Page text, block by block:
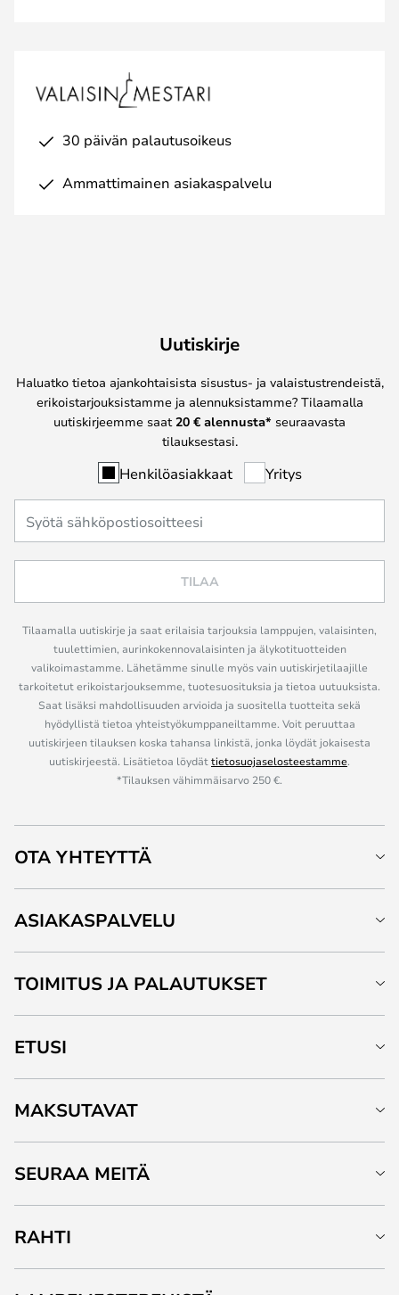
30 päivän palautusoikeus
Ammattimainen asiakaspalvelu
Uutiskirje
Haluatko tietoa ajankohtaisista sisustus- ja valaistustrendeistä,
erikoistarjouksistamme ja alennuksistamme? Tilaamalla
uutiskirjeemme saat 20 € alennusta* seuraavasta
tilauksestasi.
Henkilöasiakkaat Yritys
TILAA
Tilaamalla uutiskirje ja saat erilaisia tarjouksia lamppujen, valaisinten,
tuulettimien, aurinkokennovalaisinten ja älykotituotteiden
valikoimastamme. Lähetämme sinulle myös vain uutiskirjetilaajille
tarkoitetut erikoistarjouksemme, tuotesuosituksia ja tietoa uutuuksista.
Saat lisäksi mahdollisuuden arvioida ja suositella tuotteita sekä
hyödyllistä tietoa yhteistyökumppaneiltamme. Voit peruuttaa
uutiskirjeen tilauksen koska tahansa linkistä, jonka löydät jokaisesta
uutiskirjeestä. Lisätietoa löydättietosuojaselosteestamme.
*Tilauksen vähimmäisarvo 250 €.
OTA YHTEYTTÄ
ASIAKASPALVELU
TOIMITUS JA PALAUTUKSET
ETUSI
MAKSUTAVAT
SEURAA MEITÄ
RAHTI